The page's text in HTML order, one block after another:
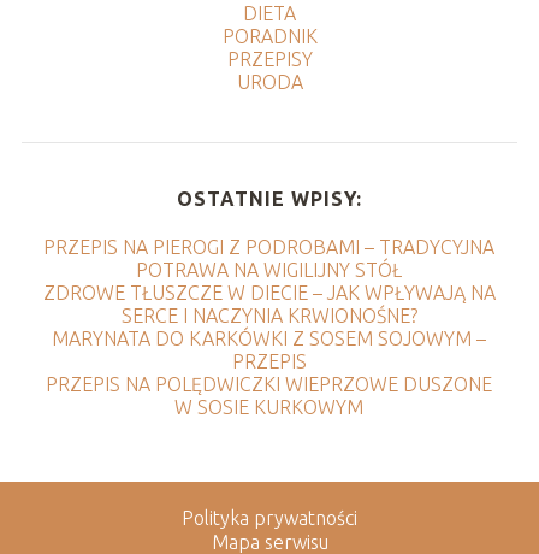
DIETA
PORADNIK
PRZEPISY
URODA
OSTATNIE WPISY:
PRZEPIS NA PIEROGI Z PODROBAMI – TRADYCYJNA
POTRAWA NA WIGILIJNY STÓŁ
ZDROWE TŁUSZCZE W DIECIE – JAK WPŁYWAJĄ NA
SERCE I NACZYNIA KRWIONOŚNE?
MARYNATA DO KARKÓWKI Z SOSEM SOJOWYM –
PRZEPIS
PRZEPIS NA POLĘDWICZKI WIEPRZOWE DUSZONE
W SOSIE KURKOWYM
Polityka prywatności
Mapa serwisu